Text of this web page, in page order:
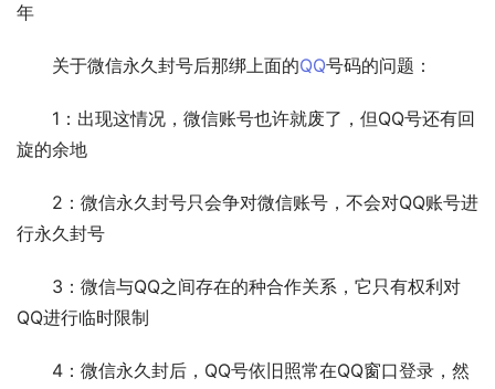
年
关于微信永久封号后那绑上面的QQ号码的问题：
1：出现这情况，微信账号也许就废了，但QQ号还有回
旋的余地
2：微信永久封号只会争对微信账号，不会对QQ账号进
行永久封号
3：微信与QQ之间存在的种合作关系，它只有权利对
QQ进行临时限制
4：微信永久封后，QQ号依旧照常在QQ窗口登录，然